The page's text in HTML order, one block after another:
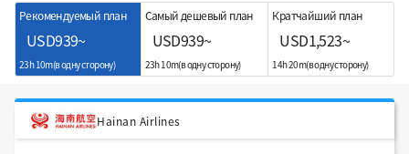
Рекомендуемый план
USD939~
23h 10m(в одну сторону)
Самый дешевый план
USD939~
23h 10m(в одну сторону)
Кратчайший план
USD1,523~
14h 20m(в одну сторону)
Hainan Airlines